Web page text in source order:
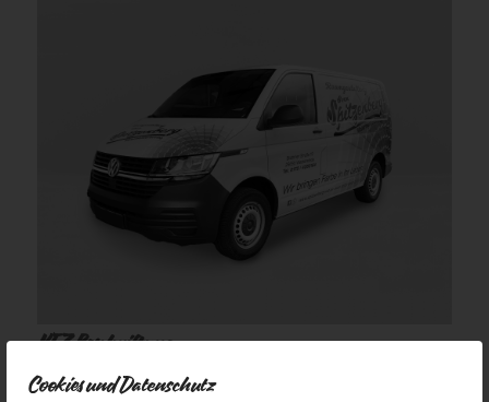
Cookies und Datenschutz
KFZ-Beschriftung